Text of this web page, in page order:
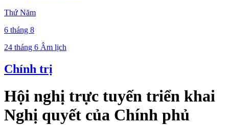
Thứ Năm
6 tháng 8
24 tháng 6 Âm lịch
Chính trị
Hội nghị trực tuyến triển khai
Nghị quyết của Chính phủ